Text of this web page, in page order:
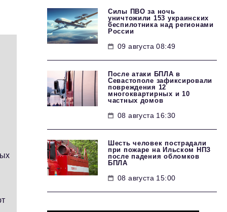
Силы ПВО за ночь
уничтожили 153 украинских
беспилотника над регионами
России
09 августа 08:49
После атаки БПЛА в
Севастополе зафиксировали
повреждения 12
многоквартирных и 10
частных домов
08 августа 16:30
Шесть человек пострадали
при пожаре на Ильском НПЗ
после падения обломков
БПЛА
08 августа 15:00